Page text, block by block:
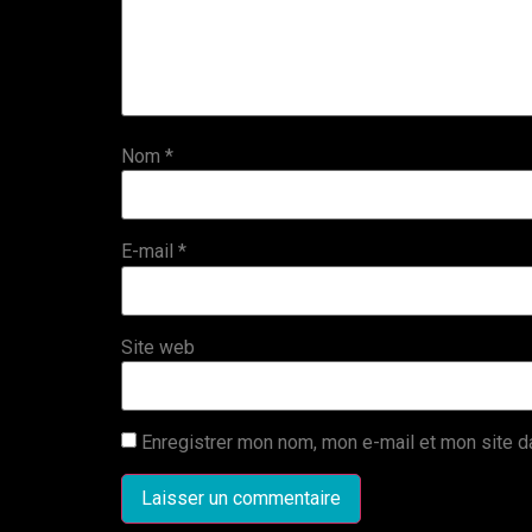
Nom *
E-mail *
Site web
Enregistrer mon nom, mon e-mail et mon site